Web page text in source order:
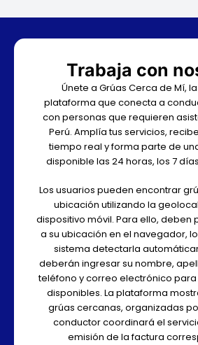
Trabaja con
Únete a Grúas Cerca de Mí,
plataforma que conecta a
con personas que requieren
Perú. Amplía tus servicios,
tiempo real y forma parte de
disponible las 24 horas, los 7
Los usuarios pueden encontrar
ubicación utilizando la
dispositivo móvil. Para ello, deben
a su ubicación en el navegador,
sistema detectarla
deberán ingresar su nombre,
teléfono y correo electrónico
disponibles. La plataforma
grúas cercanas, organizadas
conductor coordinará el
emisión de la factura